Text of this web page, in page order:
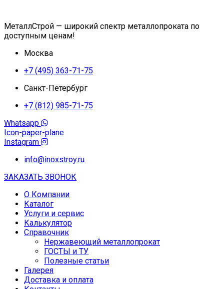
МеталлСтрой — широкий спектр металлопроката по
доступным ценам!
Москва
+7 (495) 363-71-75
Санкт-Петербург
+7 (812) 985-71-75
Whatsapp
Icon-paper-plane
Instagram
info@inoxstroy.ru
ЗАКАЗАТЬ ЗВОНОК
О Компании
Каталог
Услуги и сервис
Калькулятор
Справочник
Нержавеющий металлопрокат
ГОСТЫ и ТУ
Полезные статьи
Галерея
Доставка и оплата